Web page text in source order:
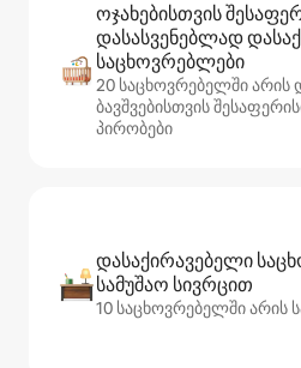
ოჯახებისთვის
დასასვენებლად
საცხოვრებლები
20 საცხოვრებელში არის
ბავშვებისთვის
პირობები
დასაქირავებელი
სამუშაო სივრცით
10 საცხოვრებელში არის